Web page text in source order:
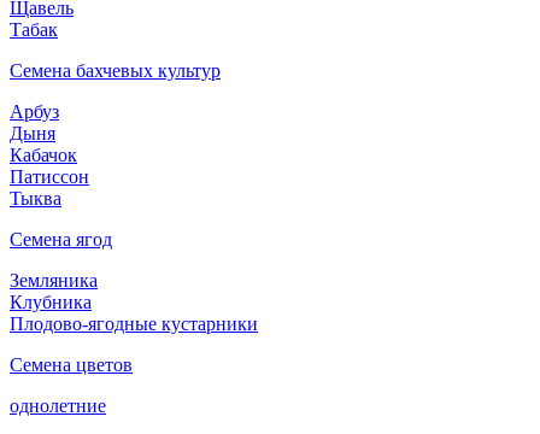
Щавель
Табак
Семена бахчевых культур
Арбуз
Дыня
Кабачок
Патиссон
Тыква
Семена ягод
Земляника
Клубника
Плодово-ягодные кустарники
Семена цветов
однолетние